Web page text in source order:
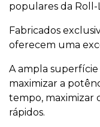
populares da Roll-
Fabricados
oferecem uma
A ampla
maximizar a
tempo, maximizar
rápidos.